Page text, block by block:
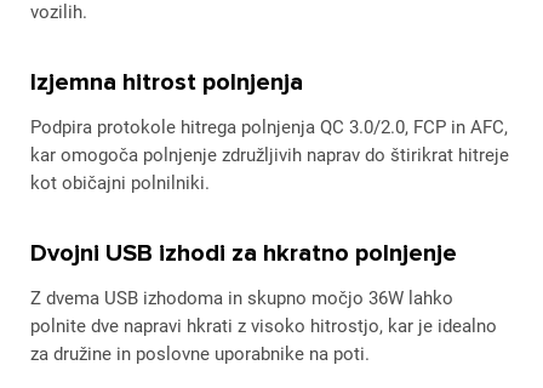
vozilih.
Izjemna hitrost polnjenja
Podpira protokole hitrega polnjenja QC 3.0/2.0, FCP in AFC,
kar omogoča polnjenje združljivih naprav do štirikrat hitreje
kot običajni polnilniki.
Dvojni USB izhodi za hkratno polnjenje
Z dvema USB izhodoma in skupno močjo 36W lahko
polnite dve napravi hkrati z visoko hitrostjo, kar je idealno
za družine in poslovne uporabnike na poti.